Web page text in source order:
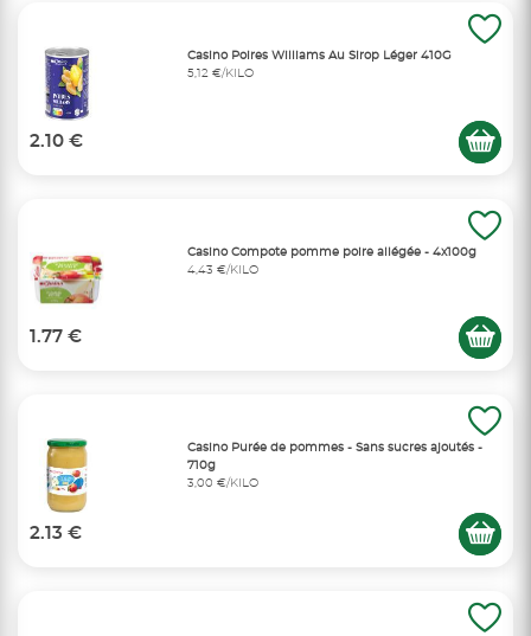
Casino Poires Williams Au Sirop Léger 410G
5,12 €/KILO
2.10 €
Casino Compote pomme poire allégée - 4x100g
4,43 €/KILO
1.77 €
Casino Purée de pommes - Sans sucres ajoutés -
710g
3,00 €/KILO
2.13 €